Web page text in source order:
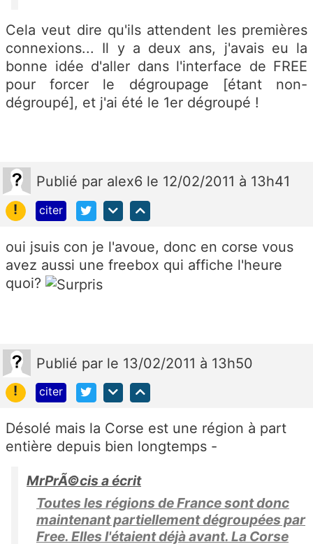
Cela veut dire qu'ils attendent les premières
connexions... Il y a deux ans, j'avais eu la
bonne idée d'aller dans l'interface de FREE
pour forcer le dégroupage [étant non-
dégroupé], et j'ai été le 1er dégroupé !
Publié par alex6 le 12/02/2011 à 13h41
!
citer
oui jsuis con je l'avoue, donc en corse vous
avez aussi une freebox qui affiche l'heure
quoi?
Publié par le 13/02/2011 à 13h50
!
citer
Désolé mais la Corse est une région à part
entière depuis bien longtemps -
MrPrÃ©cis a écrit
Toutes les régions de France sont donc
maintenant partiellement dégroupées par
Free. Elles l'étaient déjà avant. La Corse